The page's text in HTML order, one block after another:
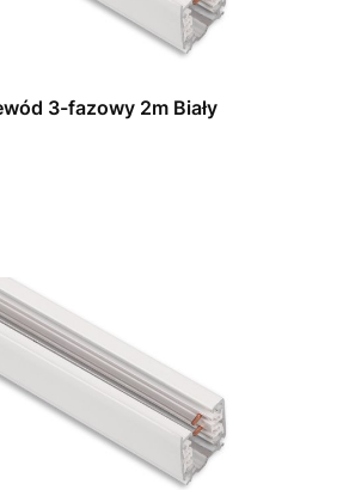
3-fazowy 2m Biały